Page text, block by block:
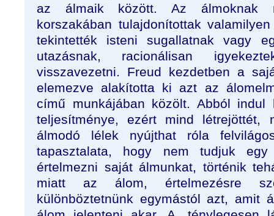
az álmaik között. Az álmoknak
korszakában tulajdonítottak
tekintették isteni sugallatnak vagy
utazásnak, racionálisan
visszavezetni. Freud kezdetben a
elemezve alakította ki azt az
című munkájában közölt. Abból
teljesítménye, ezért mind létrejöttét,
álmodó lélek nyújthat róla
tapasztalata, hogy nem tudjuk
értelmezni saját álmunkat, történik
miatt az álom, értelmezésre
különböztetnünk egymástól azt, amit